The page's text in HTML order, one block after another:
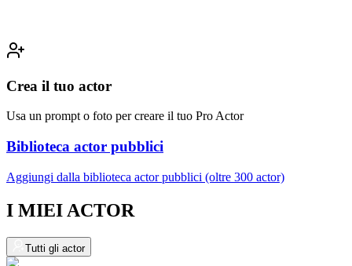
Crea il tuo actor
Usa un prompt o foto per creare il tuo Pro Actor
Biblioteca actor pubblici
Aggiungi dalla biblioteca actor pubblici (oltre 300 actor)
I MIEI ACTOR
Tutti gli actor